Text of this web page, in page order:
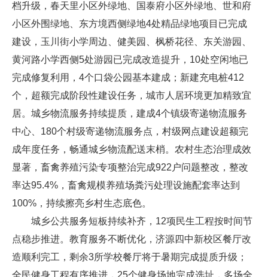
档升级，春天里小区外绿地、国泰府小区外绿地、世和府
小区外围绿地、东方境西侧绿地4处精品绿地项目已完成
建设，玉川街小学周边、健美园、枫桥花径、东关游园、
黄河路小学西侧5处游园已完成改造提升，10处空闲地已
完成修复利用，4个口袋公园基本建成；新建充电桩412
个，超额完成阶段性建设任务，城市人居环境更加精致宜
居。城乡物流服务持续提质，建成4个镇级寄递物流服务
中心、180个村级寄递物流服务点，村级网点建设超额完
成年度任务，畅通城乡物流配送末梢。农村生态治理成效
显著，畜禽养殖污染专项整治完成922户问题整改，整改
率达95.4%，畜禽规模养殖场粪污处理设施配套率达到
100%，持续擦亮乡村生态底色。
城乡公共服务短板持续补齐，12项民生工程按时间节
点稳步推进。教育服务不断优化，济源四中新校区餐厅改
造顺利完工，剩余3所学校餐厅将于暑期完成提质升级；